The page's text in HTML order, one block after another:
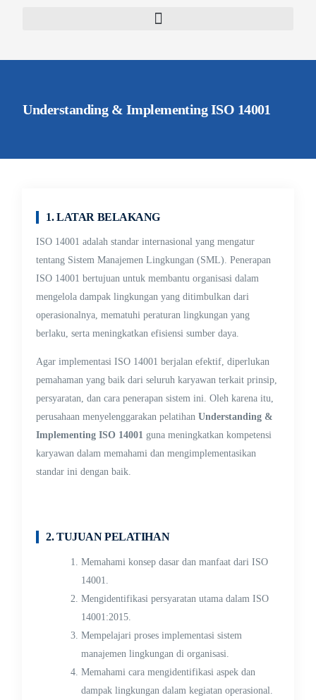
Understanding & Implementing ISO 14001
1. LATAR BELAKANG
ISO 14001 adalah standar internasional yang mengatur
tentang Sistem Manajemen Lingkungan (SML). Penerapan
ISO 14001 bertujuan untuk membantu organisasi dalam
mengelola dampak lingkungan yang ditimbulkan dari
operasionalnya, mematuhi peraturan lingkungan yang
berlaku, serta meningkatkan efisiensi sumber daya.
Agar implementasi ISO 14001 berjalan efektif, diperlukan
pemahaman yang baik dari seluruh karyawan terkait prinsip,
persyaratan, dan cara penerapan sistem ini. Oleh karena itu,
perusahaan menyelenggarakan pelatihanUnderstanding &
Implementing ISO 14001 guna meningkatkan kompetensi
karyawan dalam memahami dan mengimplementasikan
standar ini dengan baik.
2. TUJUAN PELATIHAN
Memahami konsep dasar dan manfaat dari ISO
14001.
Mengidentifikasi persyaratan utama dalam ISO
14001:2015.
Mempelajari proses implementasi sistem
manajemen lingkungan di organisasi.
Memahami cara mengidentifikasi aspek dan
dampak lingkungan dalam kegiatan operasional.